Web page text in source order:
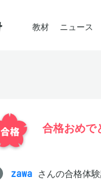
教材 ニュース
合格おめで
zawa さんの合格体